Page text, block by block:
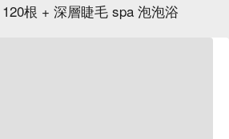
根 + 深層睫毛 spa 泡泡浴